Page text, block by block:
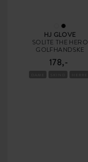
HJ GLOVE
SOLITE THE HERO
GOLFHANDSKE
178,-